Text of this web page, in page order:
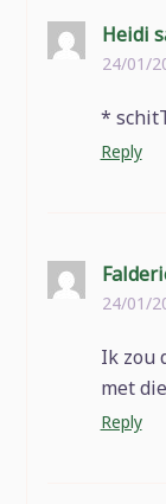
Heidi
24/01/
*
Reply
24/01/
Ik zou
met
Reply